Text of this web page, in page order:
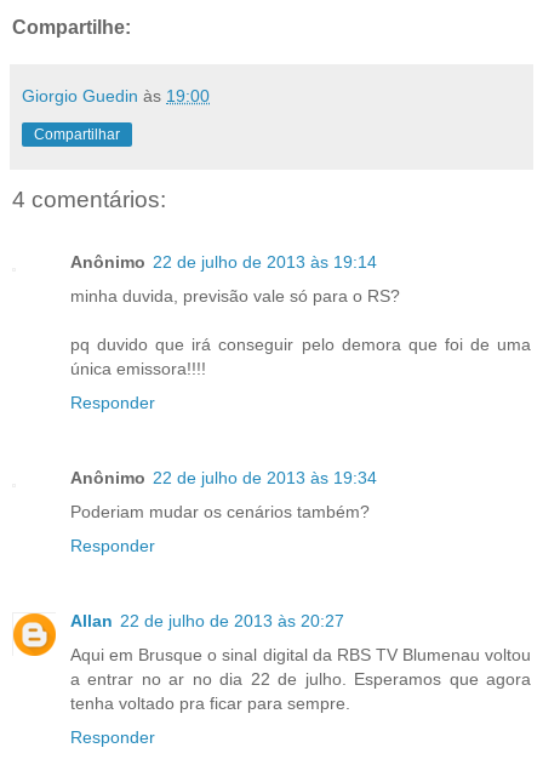
Compartilhe:
Giorgio Guedin às 19:00
Compartilhar
4 comentários:
Anônimo 22 de julho de 2013 às 19:14
minha duvida, previsão vale só para o RS?
pq duvido que irá conseguir pelo demora que foi de uma
única emissora!!!!
Responder
Anônimo 22 de julho de 2013 às 19:34
Poderiam mudar os cenários também?
Responder
Allan 22 de julho de 2013 às 20:27
Aqui em Brusque o sinal digital da RBS TV Blumenau voltou
a entrar no ar no dia 22 de julho. Esperamos que agora
tenha voltado pra ficar para sempre.
Responder